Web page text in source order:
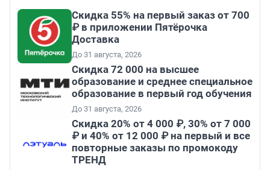
Скидка 55% на первый заказ от 700
₽ в приложении Пятёрочка
Доставка
До 31 августа, 2026
Скидка 72 000 на высшее
образование и среднее специальное
образование в первый год обучения
До 31 августа, 2026
Скидка 20% от 4 000 ₽, 30% от 7 000
₽ и 40% от 12 000 ₽ на первый и все
повторные заказы по промокоду
ТРЕНД